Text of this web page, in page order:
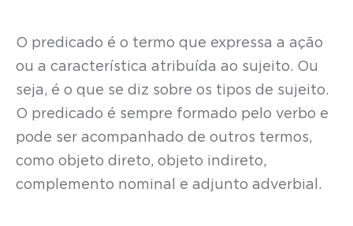
O predicado é o termo que expressa a ação
ou a característica atribuída ao sujeito. Ou
seja, é o que se diz sobre os tipos de sujeito.
O predicado é sempre formado pelo verbo e
pode ser acompanhado de outros termos,
como objeto direto, objeto indireto,
complemento nominal e adjunto adverbial.